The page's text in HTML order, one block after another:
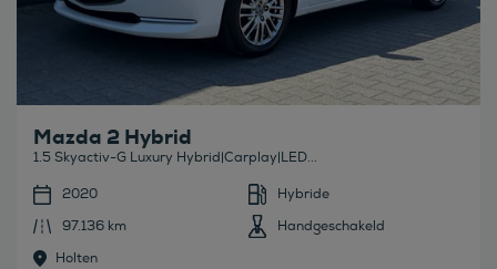
Mazda 2 Hybrid
1.5 Skyactiv-G Luxury Hybrid|Carplay|LED...
2020
Hybride
97.136 km
Handgeschakeld
Holten